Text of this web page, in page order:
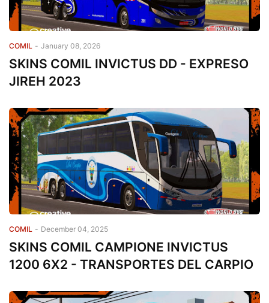
COMIL - January 08, 2026
SKINS COMIL INVICTUS DD - EXPRESO
JIREH 2023
COMIL - December 04, 2025
SKINS COMIL CAMPIONE INVICTUS
1200 6X2 - TRANSPORTES DEL CARPIO